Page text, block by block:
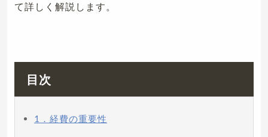
て詳しく解説します。
目次
1．経費の重要性